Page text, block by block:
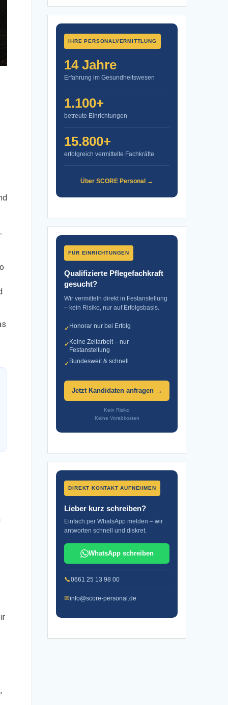
IHRE PERSONALVERMITTLUNG
14 Jahre
Erfahrung im Gesundheitswesen
1.100+
betreute Einrichtungen
15.800+
erfolgreich vermittelte Fachkräfte
Über SCORE Personal →
FÜR EINRICHTUNGEN
Qualifizierte Pflegefachkraft
gesucht?
Wir vermitteln direkt in Festanstellung
– kein Risiko, nur auf Erfolgsbasis.
✓Honorar nur bei Erfolg
✓Keine Zeitarbeit – nur
Festanstellung
✓Bundesweit & schnell
Jetzt Kandidaten anfragen →
Kein Risiko
Keine Vorabkosten
DIREKT KONTAKT AUFNEHMEN
Lieber kurz schreiben?
Einfach per WhatsApp melden – wir
antworten schnell und diskret.
WhatsApp schreiben
📞0661 25 13 98 00
✉info@score-personal.de